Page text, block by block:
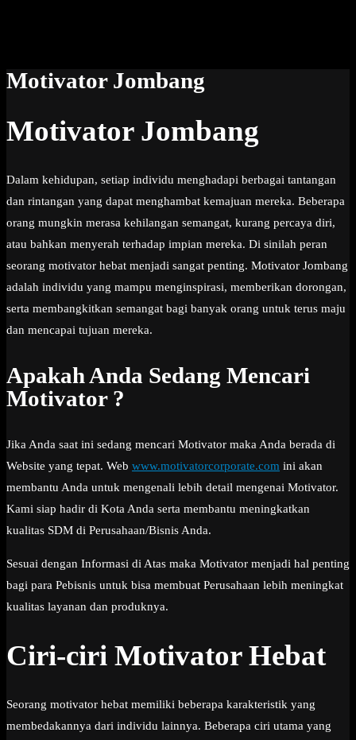
Motivator Jombang
Motivator Jombang
Dalam kehidupan, setiap individu menghadapi berbagai tantangan
dan rintangan yang dapat menghambat kemajuan mereka. Beberapa
orang mungkin merasa kehilangan semangat, kurang percaya diri,
atau bahkan menyerah terhadap impian mereka. Di sinilah peran
seorang motivator hebat menjadi sangat penting. Motivator Jombang
adalah individu yang mampu menginspirasi, memberikan dorongan,
serta membangkitkan semangat bagi banyak orang untuk terus maju
dan mencapai tujuan mereka.
Apakah Anda Sedang Mencari
Motivator ?
Jika Anda saat ini sedang mencari Motivator maka Anda berada di
Website yang tepat. Web www.motivatorcorporate.com ini akan
membantu Anda untuk mengenali lebih detail mengenai Motivator.
Kami siap hadir di Kota Anda serta membantu meningkatkan
kualitas SDM di Perusahaan/Bisnis Anda.
Sesuai dengan Informasi di Atas maka Motivator menjadi hal penting
bagi para Pebisnis untuk bisa membuat Perusahaan lebih meningkat
kualitas layanan dan produknya.
Ciri-ciri Motivator Hebat
Seorang motivator hebat memiliki beberapa karakteristik yang
membedakannya dari individu lainnya. Beberapa ciri utama yang